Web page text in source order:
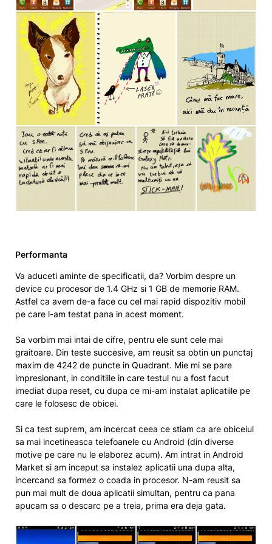
Performanta
Va aduceti aminte de specificatii, da? Vorbim despre un
device cu procesor de 1.4 GHz si 1 GB de memorie RAM.
Astfel ca avem de-a face cu cel mai rapid dispozitiv mobil
pe care l-am testat pana in acest moment.
Sa vorbim mai intai de cifre, pentru ele sunt cele mai
graitoare. Din teste succesive, am reusit sa obtin un punctaj
maxim de 4242 de puncte in Quadrant. Mie mi se pare
impresionant, in conditiile in care testul nu a fost facut
imediat dupa reset, cu dupa ce mi-am instalat aplicatiile pe
care le folosesc de obicei.
Si ca test suprem, am incercat ceea ce stiam ca are obiceiul
sa mai incetineasca telefoanele cu Android (din diverse
motive pe care nu le elaborez acum). Am intrat in Android
Market si am inceput sa instalez aplicatii una dupa alta,
incercand sa formez o coada in procesor. N-am reusit sa
pun mai mult de doua aplicatii simultan, pentru ca pana
apucam sa o descarc pe a treia, prima era deja gata.